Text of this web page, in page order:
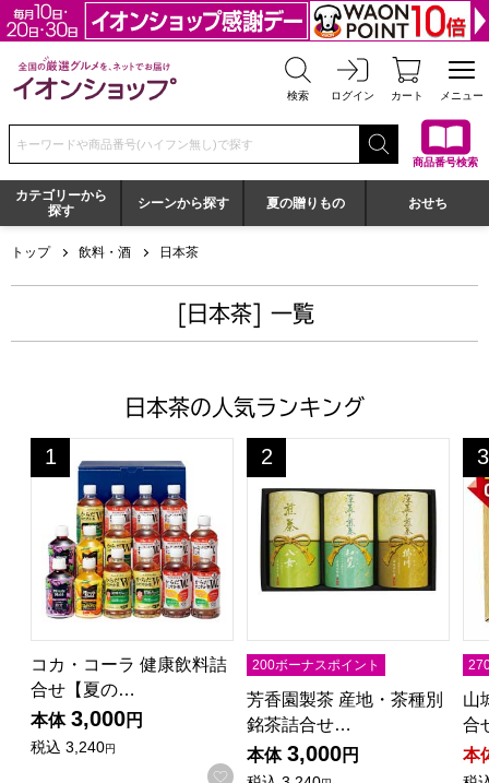
全国の厳選グルメを、ネットでお届け イオンショップ
検索 ログイン カート メニュー
検索キーワードまたは商品番号を入力してください
商品番号検索
カテゴリーから
探す
シーンから探す 夏の贈りもの おせち
トップ 飲料・酒 日本茶
[日本茶] 一覧
日本茶の人気ランキング
コカ・コーラ 健康飲料詰合せ【夏の贈りもの・お中元】
1
位
コカ・コーラ 健康飲料詰
合せ【夏の…
本体 3,000円
税込 3,240円
お気に入りに登録する
芳香園製茶 産地・茶種別銘
2
位
200ボーナスポイント
芳香園製茶 産地・茶種別
銘茶詰合せ…
本体 3,000円
3
位
山
合
本